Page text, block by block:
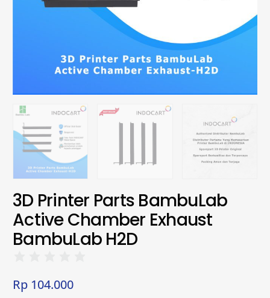
3D Printer Parts BambuLab
Active Chamber Exhaust
BambuLab H2D
Rp 104.000